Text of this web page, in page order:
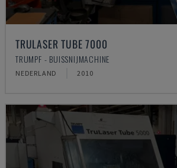
TRULASER TUBE 7000
TRUMPF - BUISSNIJMACHINE
NEDERLAND 2010